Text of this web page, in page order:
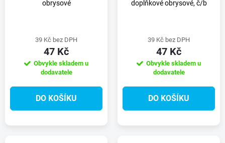
obrysové
39 Kč bez DPH
47 Kč
Obvykle skladem u
dodavatele
DO KOŠÍKU
doplňkové obrysové, č/b
39 Kč bez DPH
47 Kč
Obvykle skladem u
dodavatele
DO KOŠÍKU